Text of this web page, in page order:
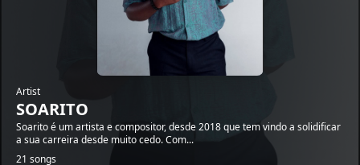
Artist
SOARITO
Soarito é um artista e compositor, desde 2018 que tem vindo a solidificar
a sua carreira desde muito cedo. Com...
21 songs